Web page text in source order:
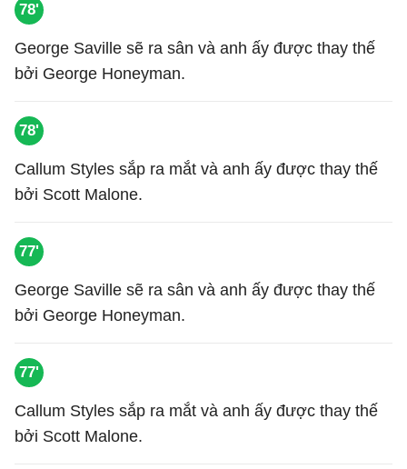
78'
George Saville sẽ ra sân và anh ấy được thay thế
bởi George Honeyman.
78'
Callum Styles sắp ra mắt và anh ấy được thay thế
bởi Scott Malone.
77'
George Saville sẽ ra sân và anh ấy được thay thế
bởi George Honeyman.
77'
Callum Styles sắp ra mắt và anh ấy được thay thế
bởi Scott Malone.